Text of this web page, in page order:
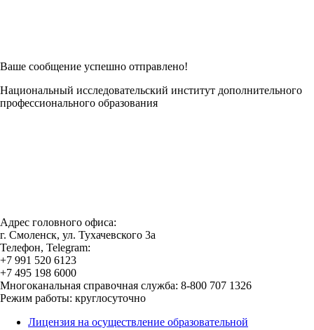
Ваше сообщение успешно отправлено!
Национальный исследовательский институт дополнительного
профессионального образования
Адрес головного офиса:
г. Смоленск, ул. Тухачевского 3а
Телефон, Telegram:
+7 991 520 6123
+7 495 198 6000
Многоканальная справочная служба: 8-800 707 1326
Режим работы: круглосуточно
Лицензия на осуществление образовательной